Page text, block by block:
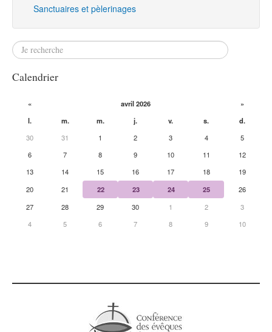
Sanctuaires et pèlerinages
Calendrier
« avril 2026
»
l.
m. m. j. v. s.
d.
30
31 1 2 3 4
5
6
7 8 9 10 11
12
13
14 15 16 17 18
19
20
21 22 23 24 25
26
27
28 29 30 1 2
3
4
5 6 7 8 9 10